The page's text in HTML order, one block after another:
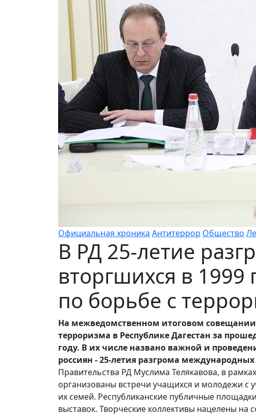
Официальная хроника Антитеррор Общество
В РД 25-летие
вторгшихся в 1999
по борьбе с
На межведомственном итоговом
терроризма в Республике Дагестан за
году. В их числе названо важной и
россиян - 25-летия разгрома международных
Правительства РД Муслима Телякавова, в
организованы встречи учащихся и молодежи с
их семей. Республиканские публичные
выставок. Творческие коллективы нацелены на